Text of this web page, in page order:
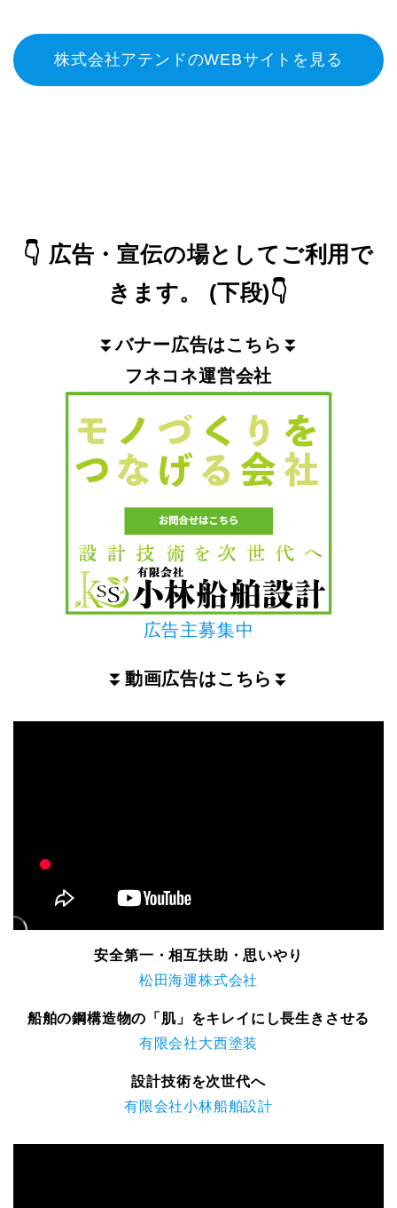
株式会社アテンドのWEBサイトを見る
👇 広告・宣伝の場としてご利用で
きます。
(下段)👇
⏬バナー広告はこちら ⏬
フネコネ運営会社
広告主募集中
⏬ 動画広告はこちら ⏬
安全第一・相互扶助・思いやり
松田海運株式会社
船舶の鋼構造物の「肌」をキレイにし長生きさせる
有限会社大西塗装
設計技術を次世代へ
有限会社小林船舶設計